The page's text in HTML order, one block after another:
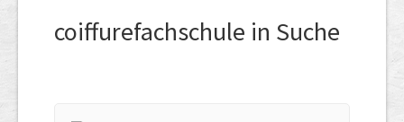
coiffurefachschule in Suche